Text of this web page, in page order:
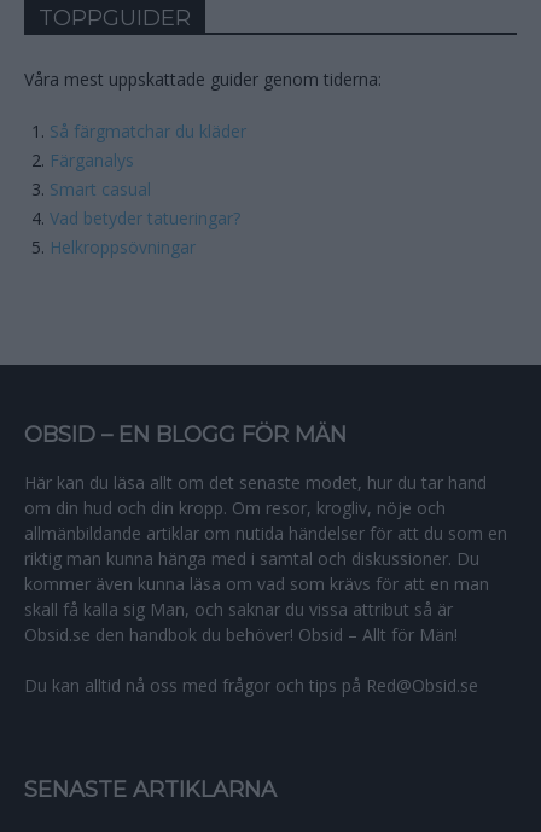
TOPPGUIDER
Våra mest uppskattade guider genom tiderna:
Så färgmatchar du kläder
Färganalys
Smart casual
Vad betyder tatueringar?
Helkroppsövningar
OBSID – EN BLOGG FÖR MÄN
Här kan du läsa allt om det senaste modet, hur du tar hand
om din hud och din kropp. Om resor, krogliv, nöje och
allmänbildande artiklar om nutida händelser för att du som en
riktig man kunna hänga med i samtal och diskussioner. Du
kommer även kunna läsa om vad som krävs för att en man
skall få kalla sig Man, och saknar du vissa attribut så är
Obsid.se den handbok du behöver! Obsid – Allt för Män!
Du kan alltid nå oss med frågor och tips på Red@Obsid.se
SENASTE ARTIKLARNA